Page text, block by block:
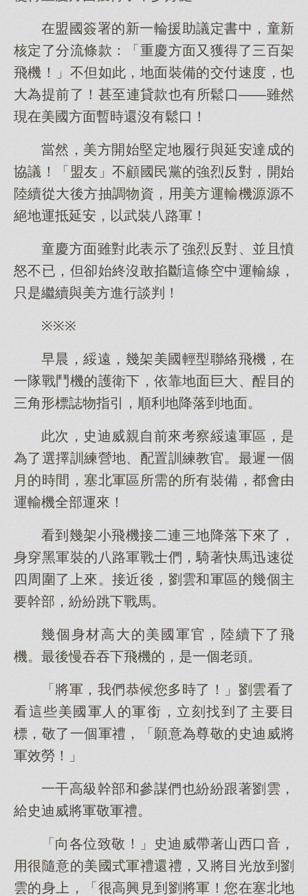
在盟國簽署的新一輪援助議定書中，童新
核定了分流條款：「重慶方面又獲得了三百架
飛機！」不但如此，地面裝備的交付速度，也
大為提前了！甚至連貸款也有所鬆口——雖然
現在美國方面暫時還沒有鬆口！
當然，美方開始堅定地履行與延安達成的
協議！「盟友」不顧國民黨的強烈反對，開始
陸續從大後方抽調物資，用美方運輸機源源不
絕地運抵延安，以武裝八路軍！
童慶方面雖對此表示了強烈反對、並且憤
怒不已，但卻始終沒敢掐斷這條空中運輸線，
只是繼續與美方進行談判！
※※※
早晨，綏遠，幾架美國輕型聯絡飛機，在
一隊戰鬥機的護衛下，依靠地面巨大、酲目的
三角形標誌物指引，順利地降落到地面。
此次，史迪威親自前來考察綏遠軍區，是
為了選擇訓練營地、配置訓練教官。最遲一個
月的時間，塞北軍區所需的所有裝備，都會由
運輸機全部運來！
看到幾架小飛機接二連三地降落下來了，
身穿黑軍裝的八路軍戰士們，騎著快馬迅速從
四周圍了上來。接近後，劉雲和軍區的幾個主
要幹部，紛紛跳下戰馬。
幾個身材高大的美國軍官，陸續下了飛
機。最後慢吞吞下飛機的，是一個老頭。
「將軍，我們恭候您多時了！」劉雲看了
看這些美國軍人的軍銜，立刻找到了主要目
標，敬了一個軍禮，「願意為尊敬的史迪威將
軍效勞！」
一干高級幹部和參謀們也紛紛跟著劉雲，
給史迪威將軍敬軍禮。
「向各位致敬！」史迪威帶著山西口音，
用很隨意的美國式軍禮還禮，又將目光放到劉
雲的身上，「很高興見到劉將軍！您在塞北地